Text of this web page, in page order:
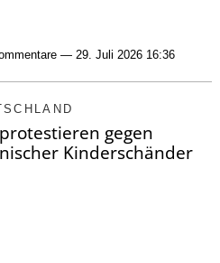
— 29. Juli 2026 16:36
gegen
Kinderschänder